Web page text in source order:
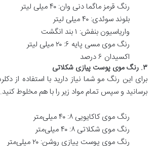
رنگ قرمز ماگما دنی وان: ۴۰ میلی لیتر
بلوند سوئدی: ۴۰ میلی لیتر
واریاسیون بنفش: ۱ بند انگشت
رنگ موی مسی پایه ۶: ۲۰ میلی لیتر
اکسیدان ۶ درصد
۳. رنگ موی پوست پیازی شکلاتی
برسانید و سپس تمام مواد زیر را با هم مخلوط کنید.
رنگ موی کاکایویی ۸: ۴۰ میلی‌متر
رنگ موی شکلاتی ۸: ۴۰ میلی‌متر
رنگ موی پوست پیازی روشن: ۲۰ میلی‌متر